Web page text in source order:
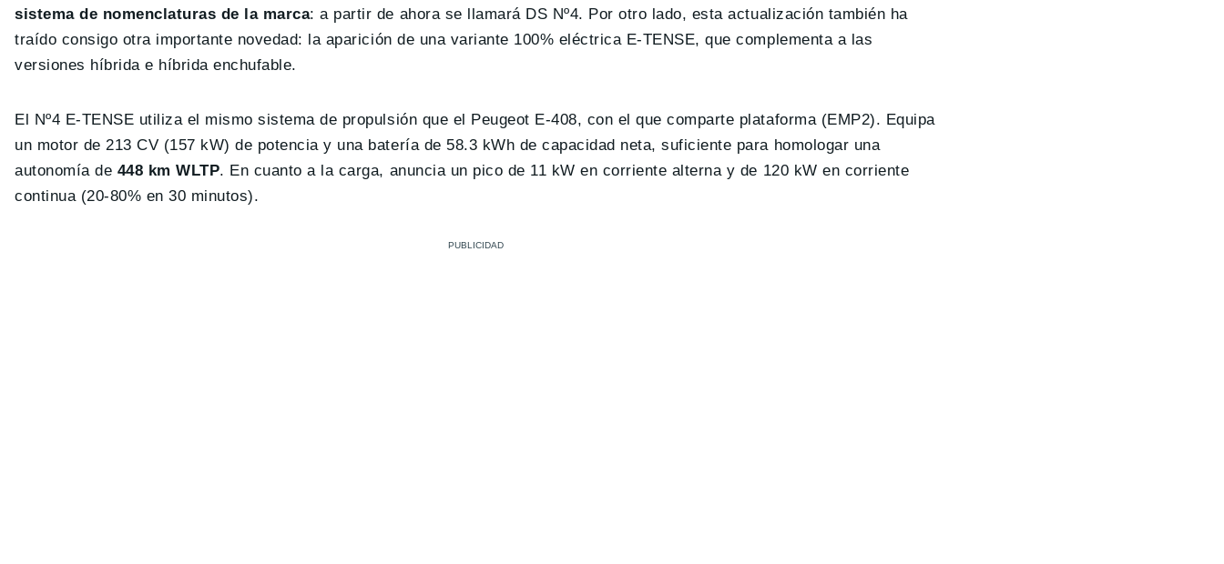
sistema de nomenclaturas de la marca: a partir de ahora se llamará DS Nº4. Por otro lado, esta actualización también ha
traído consigo otra importante novedad: la aparición de una variante 100% eléctrica E-TENSE, que complementa a las
versiones híbrida e híbrida enchufable.
El Nº4 E-TENSE utiliza el mismo sistema de propulsión que el Peugeot E-408, con el que comparte plataforma (EMP2). Equipa
un motor de 213 CV (157 kW) de potencia y una batería de 58.3 kWh de capacidad neta, suficiente para homologar una
autonomía de 448 km WLTP. En cuanto a la carga, anuncia un pico de 11 kW en corriente alterna y de 120 kW en corriente
continua (20-80% en 30 minutos).